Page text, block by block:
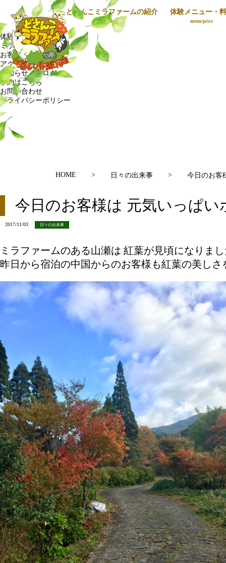
HOME
どさんこミラファームの紹介
体験メニュー・料金
ミラファミリー
お客様の声
アクセス
お知らせ・ブログ
予約はこちら
お問い合わせ
プライバシーポリシー
どさんこミラファームの紹介
Introduction
体験メニュー・
menu/price
HOME > 日々の出来事 > 今日のお客
今日のお客様は 元気いっぱい
2017/11/03 日々の出来事
ミラファームのある山瀬は 紅葉が見頃になりま
昨日から宿泊の中国からのお客様も紅葉の美し